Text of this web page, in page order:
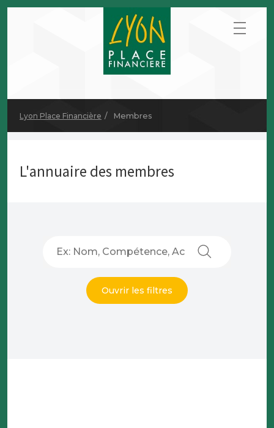
Lyon Place Financière Membres
L'annuaire des membres
Ouvrir les filtres